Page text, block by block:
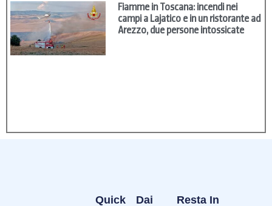
Fiamme in Toscana: incendi nei
campi a Lajatico e in un ristorante ad
Arezzo, due persone intossicate
Dai
Quick
Resta In